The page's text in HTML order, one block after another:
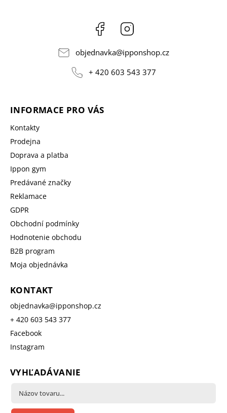
Facebook
objednavka@ipponshop.cz
+ 420 603 543 377
INFORMACE PRO VÁS
Kontakty
Prodejna
Doprava a platba
Ippon gym
Predávané značky
Reklamace
GDPR
Obchodní podmínky
Hodnotenie obchodu
B2B program
Moja objednávka
KONTAKT
objednavka@ipponshop.cz
+ 420 603 543 377
Facebook
Instagram
VYHĽADÁVANIE